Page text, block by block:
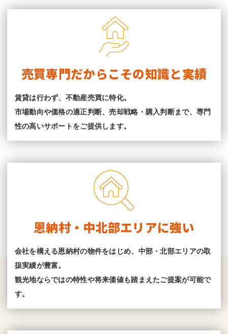
売買専門だからこその知識と実績
賃貸は行わず、不動産売買に特化。
市場動向や価格の適正判断、売却戦略・購入判断まで、専門
性の高いサポートをご提供します。
恩納村・中北部エリアに強い
会社を構える恩納村の物件をはじめ、中部・北部エリアの取
扱実績が豊富。
観光地ならではの特性や将来価値も踏まえたご提案が可能で
す。